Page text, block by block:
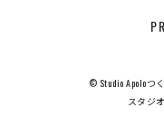
© Studio Apoloつ
スタジ